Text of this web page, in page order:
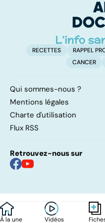
À la une Vidéos
RECETTES RAPPEL
CANCER
Qui sommes-nous ?
Mentions légales
Charte d'utilisation
Flux RSS
Retrouvez-nous sur